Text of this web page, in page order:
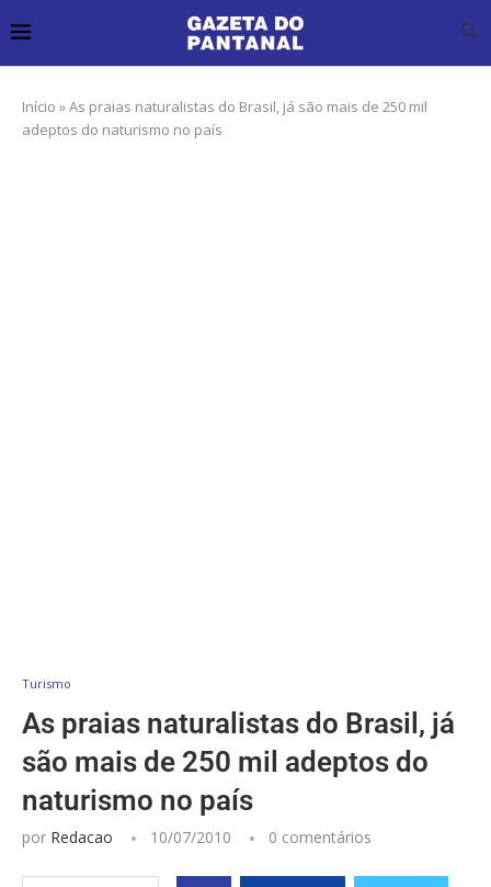
Início »As praias naturalistas do Brasil, já são mais de 250 mil
adeptos do naturismo no país
Turismo
As praias naturalistas do Brasil, já
são mais de 250 mil adeptos do
naturismo no país
por Redacao 10/07/2010 0 comentários